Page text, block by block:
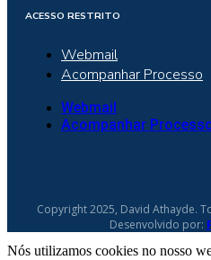
ACESSO RESTRITO
Webmail
Acompanhar Processo
Webmail
Acompanhar
Copyright 2025, David Athayde.
Desenvolvido por:
Nós utilizamos cookies no nosso